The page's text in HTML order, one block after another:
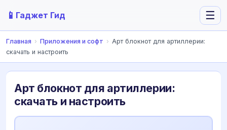
📱 Гаджет Гид ☰
Главная › Приложения и софт › Арт блокнот для артиллерии:
скачать и настроить
Арт блокнот для артиллерии:
скачать и настроить